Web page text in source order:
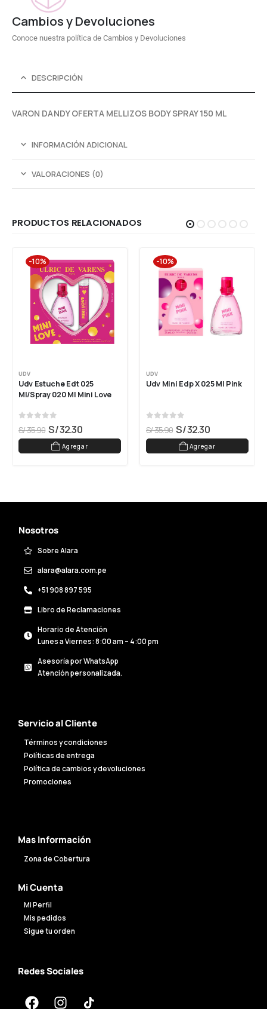
Cambios y Devoluciones
Conoce nuestra política de Cambios y Devoluciones
DESCRIPCIÓN
VARON DANDY OFERTA MELLIZOS BODY SPRAY 150 ML
INFORMACIÓN ADICIONAL
VALORACIONES (0)
PRODUCTOS RELACIONADOS
-10%
UDV
Udv Estuche Edt 025
Ml/spray 020 Ml Mini Love
out of 5
S/35.90 S/32.30
Agregar
-10%
UDV
Udv Mini Edp X 025 Ml Pink
out of 5
S/35.90 S/32.30
Agregar
Nosotros
Sobre Alara
alara@alara.com.pe
+51 908 897 595
Libro de Reclamaciones
Horario de Atención
Lunes a Viernes: 8:00 am – 4:00 pm
Asesoría por WhatsApp
Atención personalizada.
Servicio al Cliente
Términos y condiciones
Políticas de entrega
Política de cambios y devoluciones
Promociones
Mas Información
Zona de Cobertura
Mi Cuenta
Mi Perfil
Mis pedidos
Sigue tu orden
Redes Sociales